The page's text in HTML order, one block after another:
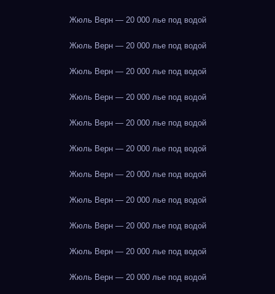
Жюль Верн — 20 000 лье под водой
Жюль Верн — 20 000 лье под водой
Жюль Верн — 20 000 лье под водой
Жюль Верн — 20 000 лье под водой
Жюль Верн — 20 000 лье под водой
Жюль Верн — 20 000 лье под водой
Жюль Верн — 20 000 лье под водой
Жюль Верн — 20 000 лье под водой
Жюль Верн — 20 000 лье под водой
Жюль Верн — 20 000 лье под водой
Жюль Верн — 20 000 лье под водой